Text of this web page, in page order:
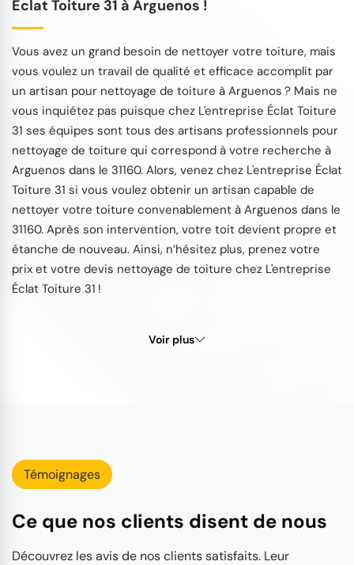
Éclat Toiture 31 à Arguenos !
Vous avez un grand besoin de nettoyer votre toiture, mais
vous voulez un travail de qualité et efficace accomplit par
un artisan pour nettoyage de toiture à Arguenos ? Mais ne
vous inquiétez pas puisque chez L'entreprise Éclat Toiture
31 ses équipes sont tous des artisans professionnels pour
nettoyage de toiture qui correspond à votre recherche à
Arguenos dans le 31160. Alors, venez chez L'entreprise Éclat
Toiture 31 si vous voulez obtenir un artisan capable de
nettoyer votre toiture convenablement à Arguenos dans le
31160. Après son intervention, votre toit devient propre et
étanche de nouveau. Ainsi, n’hésitez plus, prenez votre
prix et votre devis nettoyage de toiture chez L'entreprise
Éclat Toiture 31 !
Voir plus
Témoignages
Ce que nos clients disent de nous
Découvrez les avis de nos clients satisfaits. Leur